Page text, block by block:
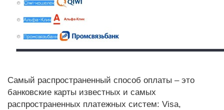
Самый распространенный способ оплаты – это
банковские карты известных и самых
распространенных платежных систем: Visa,